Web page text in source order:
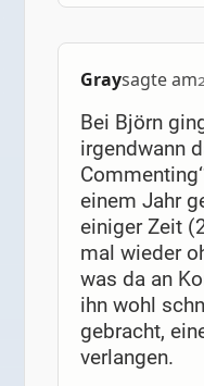
Graysagte am
Bei Björn
irgendwann
einem Jahr
einiger Zeit
mal wieder
was da an
ihn wohl
gebracht,
verlangen.